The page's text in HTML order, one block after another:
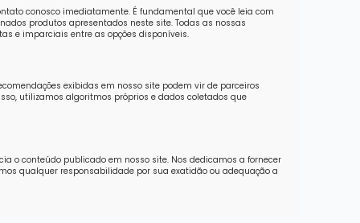
conosco imediatamente. É fundamental que você leia com
produtos apresentados neste site. Todas as nossas
e imparciais entre as opções disponíveis.
exibidas em nosso site podem vir de parceiros
utilizamos algoritmos próprios e dados coletados que
o conteúdo publicado em nosso site. Nos dedicamos a fornecer
qualquer responsabilidade por sua exatidão ou adequação a